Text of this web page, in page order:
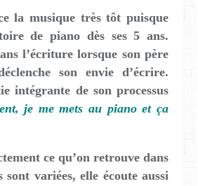
la musique très tôt puisque
de piano dès ses 5 ans.
l’écriture lorsque son père
son envie d’écrire.
intégrante de son processus
je me mets au piano et ça
ce qu’on retrouve dans
sont variées, elle écoute aussi